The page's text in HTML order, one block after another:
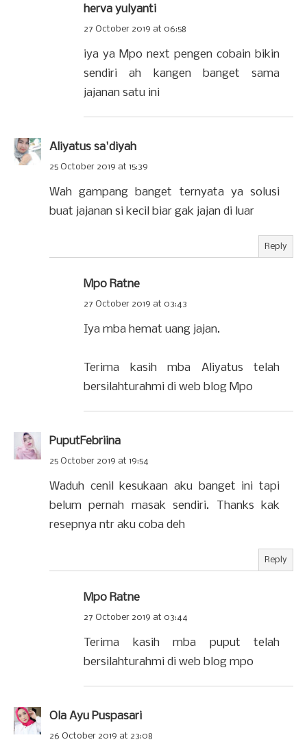
herva yulyanti
27 October 2019 at 06:58
iya ya Mpo next pengen cobain bikin
sendiri ah kangen banget sama
jajanan satu ini
Aliyatus sa'diyah
25 October 2019 at 15:39
Wah gampang banget ternyata ya solusi
buat jajanan si kecil biar gak jajan di luar
Reply
Mpo Ratne
27 October 2019 at 03:43
Iya mba hemat uang jajan.
Terima kasih mba Aliyatus telah
bersilahturahmi di web blog Mpo
PuputFebriina
25 October 2019 at 19:54
Waduh cenil kesukaan aku banget ini tapi
belum pernah masak sendiri. Thanks kak
resepnya ntr aku coba deh
Reply
Mpo Ratne
27 October 2019 at 03:44
Terima kasih mba puput telah
bersilahturahmi di web blog mpo
Ola Ayu Puspasari
26 October 2019 at 23:08